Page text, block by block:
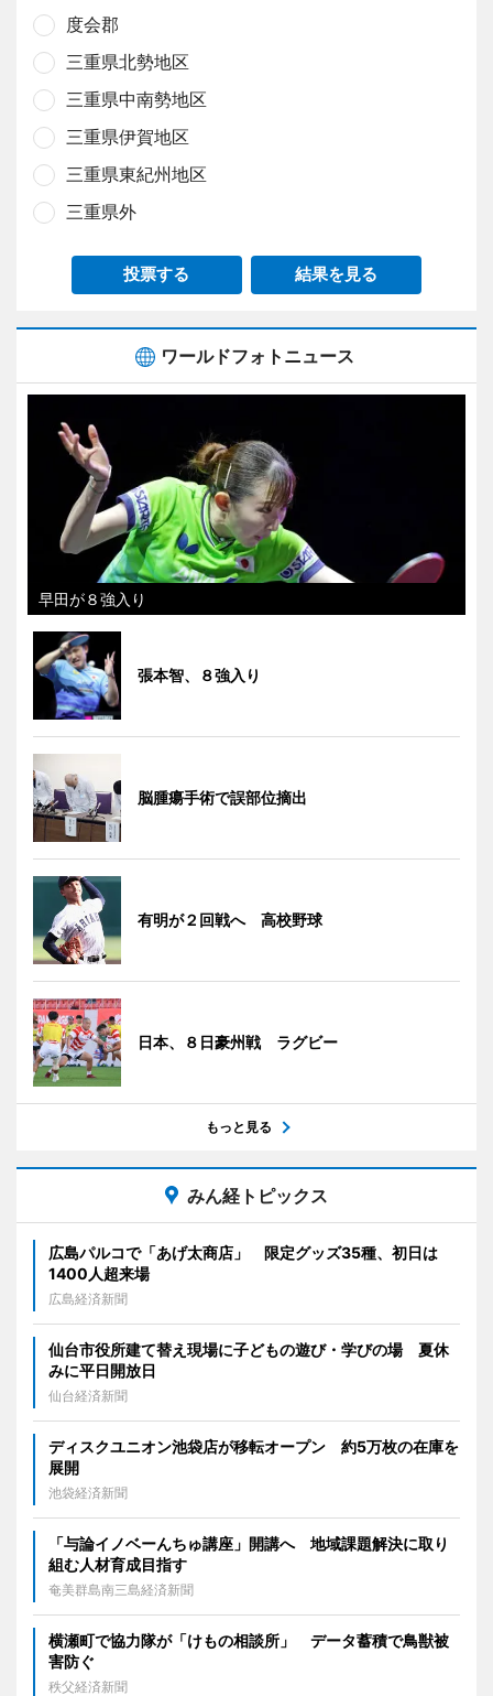
度会郡
三重県北勢地区
三重県中南勢地区
三重県伊賀地区
三重県東紀州地区
三重県外
投票する 結果を見る
ワールドフォトニュース
早田が８強入り
張本智、８強入り
脳腫瘍手術で誤部位摘出
有明が２回戦へ 高校野球
日本、８日豪州戦 ラグビー
もっと見る
みん経トピックス
広島パルコで「あげ太商店」 限定グッズ35種、初日は
1400人超来場
広島経済新聞
仙台市役所建て替え現場に子どもの遊び・学びの場 夏休
みに平日開放日
仙台経済新聞
ディスクユニオン池袋店が移転オープン 約5万枚の在庫を
展開
池袋経済新聞
「与論イノベーんちゅ講座」開講へ 地域課題解決に取り
組む人材育成目指す
奄美群島南三島経済新聞
横瀬町で協力隊が「けもの相談所」 データ蓄積で鳥獣被
害防ぐ
秩父経済新聞